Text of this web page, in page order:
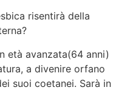
risentirà della
età avanzata(64 anni)
a divenire orfano
suoi coetanei. Sarà in